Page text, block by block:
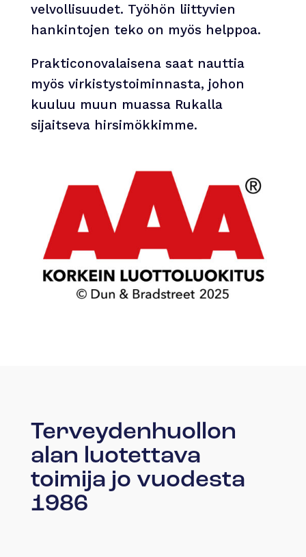
velvollisuudet. Työhön liittyvien
hankintojen teko on myös helppoa.
Prakticonovalaisena saat nauttia
myös virkistystoiminnasta, johon
kuuluu muun muassa Rukalla
sijaitseva hirsimökkimme.
Terveydenhuollon
alan luotettava
toimija jo vuodesta
1986